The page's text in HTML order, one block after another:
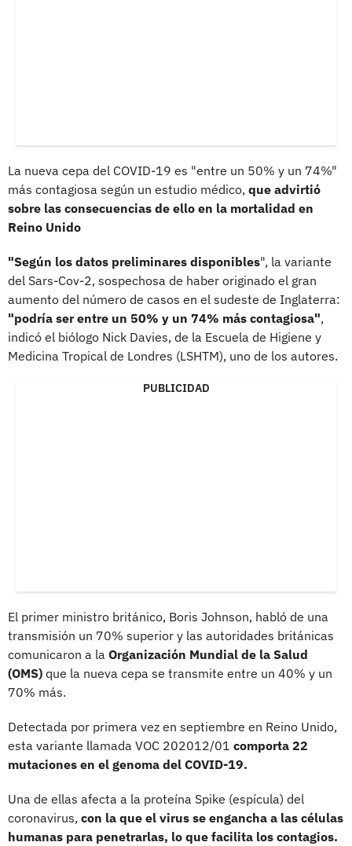
La nueva cepa del COVID-19 es "entre un 50% y un 74%"
más contagiosa según un estudio médico, que advirtió
sobre las consecuencias de ello en la mortalidad en
Reino Unido
"Según los datos preliminares disponibles", la variante
del Sars-Cov-2, sospechosa de haber originado el gran
aumento del número de casos en el sudeste de Inglaterra:
"podría ser entre un 50% y un 74% más contagiosa",
indicó el biólogo Nick Davies, de la Escuela de Higiene y
Medicina Tropical de Londres (LSHTM), uno de los autores.
PUBLICIDAD
El primer ministro británico, Boris Johnson, habló de una
transmisión un 70% superior y las autoridades británicas
comunicaron a la Organización Mundial de la Salud
(OMS) que la nueva cepa se transmite entre un 40% y un
70% más.
Detectada por primera vez en septiembre en Reino Unido,
esta variante llamada VOC 202012/01 comporta 22
mutaciones en el genoma del COVID-19.
Una de ellas afecta a la proteína Spike (espícula) del
coronavirus, con la que el virus se engancha a las células
humanas para penetrarlas, lo que facilita los contagios.